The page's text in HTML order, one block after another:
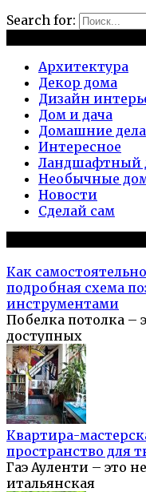
Search for:
Архитектура
Декор дома
Дизайн
Дом и дача
Домашние дела
Интересное
Ландшафтный
Необычные
Новости
Сделай сам
Как
подробная схема
инструментами
Побелка потолка –
доступных
Квартира-
пространство для
Гаэ Ауленти – это
итальянская